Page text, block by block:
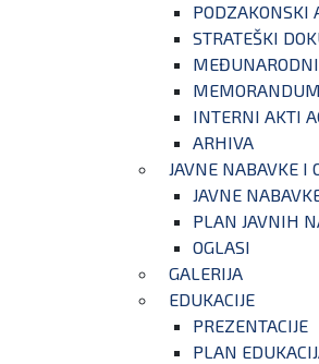
PODZAKONSKI
STRATEŠKI
INTERNI AKTI
ARHIVA
JAVNE NABAVKE I
JAVNE
PLAN JAVNIH
OGLASI
GALERIJA
EDUKACIJE
PREZENTACIJE
PLAN